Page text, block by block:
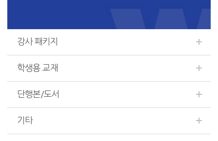
강사 패키지
학생용 교재
단행본/도서
기타